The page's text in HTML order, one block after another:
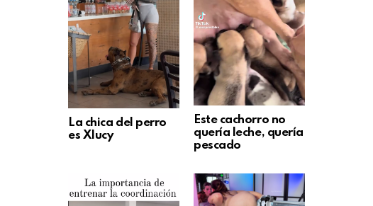
La chica del perro
es Xlucy
Este cachorro no
quería leche, quería
pescado